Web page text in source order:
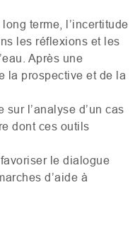
terme, l’incertitude
les réflexions et les
Après une
la prospective et de la
l’analyse d’un cas
dont ces outils
le dialogue
d’aide à